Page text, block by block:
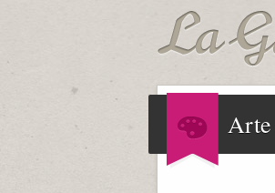
Arte